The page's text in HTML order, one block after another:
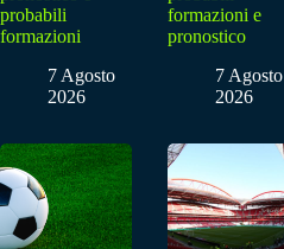
probabili
formazioni
7 Agosto
2026
formazioni e
pronostico
7 Agosto
2026